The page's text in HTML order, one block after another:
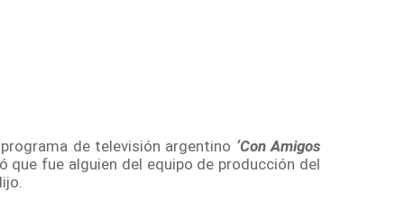
de televisión argentino ‘Con Amigos
que fue alguien del equipo de producción del